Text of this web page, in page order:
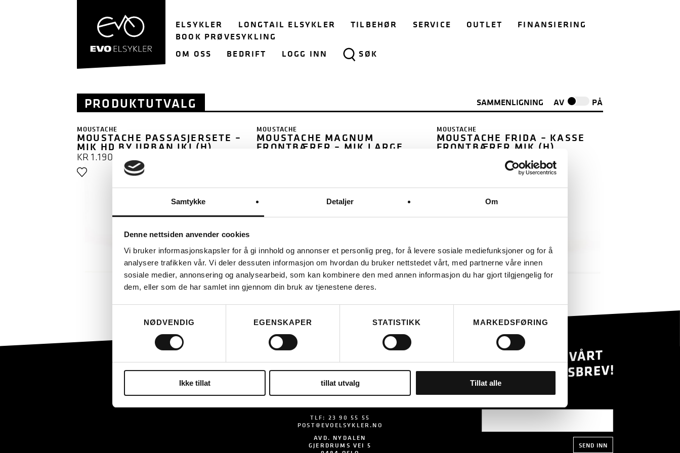
Samtykke Detaljer Om
Denne nettsiden anvender cookies
Vi bruker informasjonskapsler for å gi innhold og annonser et personlig preg, for å levere sosiale mediefunksjoner og for å
analysere trafikken vår. Vi deler dessuten informasjon om hvordan du bruker nettstedet vårt, med partnerne våre innen
sosiale medier, annonsering og analysearbeid, som kan kombinere den med annen informasjon du har gjort tilgjengelig for
dem, eller som de har samlet inn gjennom din bruk av tjenestene deres.
NØDVENDIG
EGENSKAPER STATISTIKK MARKEDSFØRING
Ikke tillat tillat utvalg Tillat alle
ELSYKLER LONGTAIL ELSYKLER TILBEHØR SERVICE OUTLET
FINANSIERING
BOOK PRØVESYKLING
OM OSS
BEDRIFT LOGG INN SØK
PRODUKTUTVALG SAMMENLIGNING AV PÅ
MOUSTACHE
MOUSTACHE PASSASJERSETE –
MIK HD BY URBAN IKI (H)
KR 1.190
LES MER
MOUSTACHE
MOUSTACHE MAGNUM
FRONTBÆRER – MIK LARGE
MOUSTACHE
MOUSTACHE FRIDA – KASSE
FRONTBÆRER MIK (H)
TLF: 23 90 55 55
POST@EVOELSYKLER.NO
AVD. NYDALEN
GJERDRUMS VEI 5